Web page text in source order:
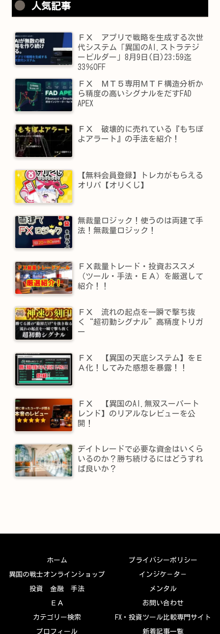
人気記事
ＦＸ アプリで戦略を生成する次世
代システム「異国のAI.ストラテジ
ービルダー」8月9日(日)23:59迄
33％OFF
ＦＸ ＭＴ５専用ＭＴＦ構造分析か
ら精度の高いシグナルをだすFAD
APEX
ＦＸ 破壊的に売れている『もちぽ
よアラート』の手法を紹介！
【無料会員登録】トレカがもらえる
オリパ【オリくじ】
無裁量ロジック！使うのは両建て手
法！無裁量ロジック！
ＦＸ裁量トレード・投資おススメ
（ツール・手法・ＥＡ）を厳選して
紹介！！
ＦＸ 流れの起点を一瞬で撃ち抜
く“超初動シグナル”高精度トリガ
ー
ＦＸ 【異国の天底システム】をＥ
Ａ化！してみた感想を暴露！！
ＦＸ 【異国のAI.無双スーパート
レンド】​のリアルなレビューを公
開！
デイトレードで必要な資金はいくら
いるのか？勝ち続けるにはどうすれ
ば良いか？
ホーム プライバシーポリシー
異国の戦士オンラインショップ インジケ－タ－
投資 金融 手法 メンタル
ＥＡ お問い合わせ
カテゴリー検索 FX・投資ツール比較専門サイト
プロフィール 新着記事一覧